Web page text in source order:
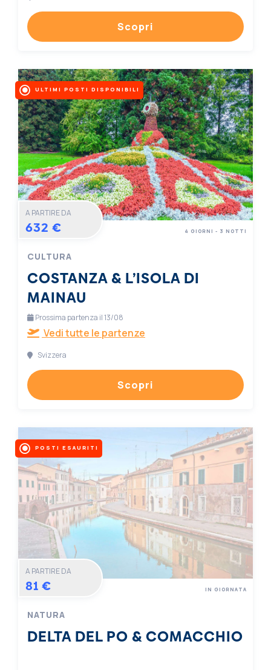
Scopri
ULTIMI POSTI DISPONIBILI
A PARTIRE DA
632 €
CULTURA
COSTANZA & L’ISOLA DI
MAINAU
4 GIORNI - 3 NOTTI
Prossima partenza il 13/08
Vedi tutte le partenze
Svizzera
Scopri
POSTI ESAURITI
A PARTIRE DA
81 €
NATURA
DELTA DEL PO & COMACCHIO
IN GIORNATA